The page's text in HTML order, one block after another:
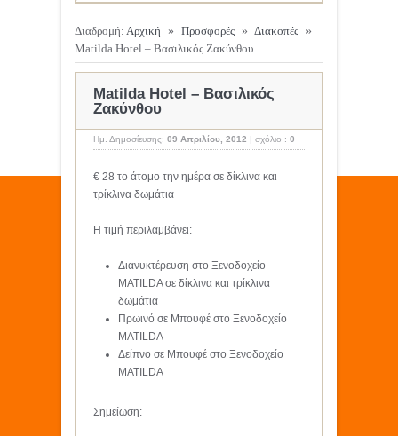
Διαδρομή: Αρχική » Προσφορές » Διακοπές »
Matilda Hotel – Βασιλικός Ζακύνθου
Matilda Hotel – Βασιλικός
Ζακύνθου
Ημ. Δημοσίευσης: 09 Απριλίου, 2012 | σχόλιο : 0
€ 28 το άτομο την ημέρα σε δίκλινα και
τρίκλινα δωμάτια
Η τιμή περιλαμβάνει:
Διανυκτέρευση στο Ξενοδοχείο
MATILDA σε δίκλινα και τρίκλινα
δωμάτια
Πρωινό σε Μπουφέ στο Ξενοδοχείο
MATILDA
Δείπνο σε Μπουφέ στο Ξενοδοχείο
MATILDA
Σημείωση: